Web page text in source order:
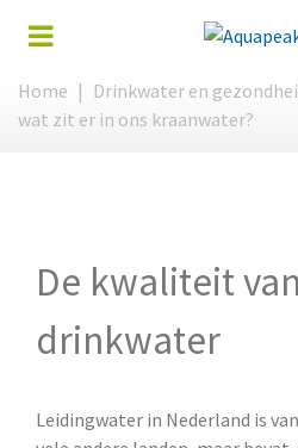
Home | Drinkwater en
wat zit er in ons kraanwater?
De kwaliteit
drinkwater
Leidingwater in Nederland is